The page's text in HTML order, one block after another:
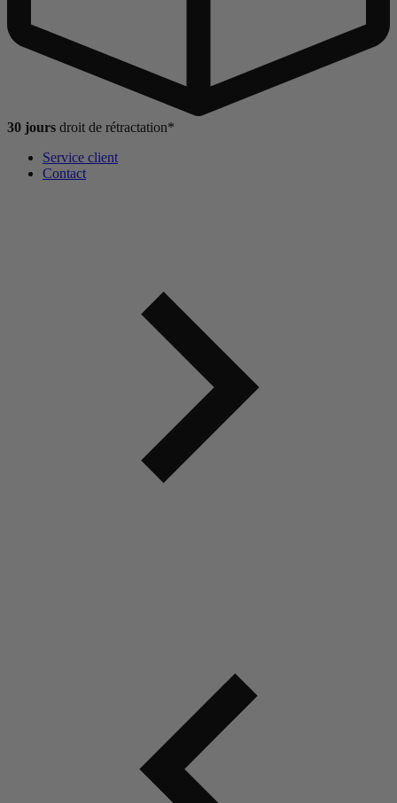
30 jours droit de rétractation*
Service client
Contact